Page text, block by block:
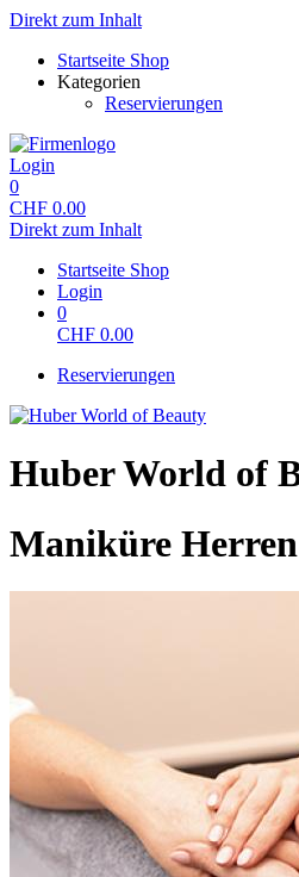
Direkt zum Inhalt
Startseite Shop
Kategorien
Reservierungen
Login
0
CHF 0.00
Direkt zum Inhalt
Startseite Shop
Login
0
CHF 0.00
Reservierungen
Huber World of
Maniküre Herren